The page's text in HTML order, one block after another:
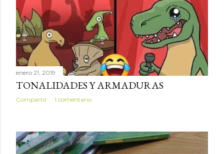
enero 21, 2019
TONALIDADES Y ARMADURAS
Compartir 1 comentario